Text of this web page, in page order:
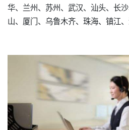
华、兰州、苏州、武汉、汕头、长
山、厦门、乌鲁木齐、珠海、镇江、